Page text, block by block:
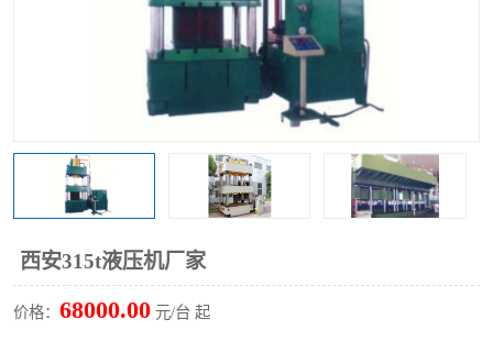
西安315t液压机厂家
价格： 68000.00 元/台 起